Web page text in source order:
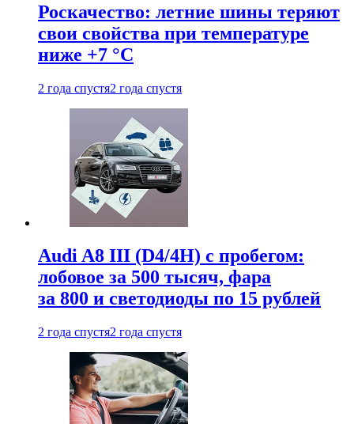
Роскачество: летние шины теряют
свои свойства при температуре
ниже +7 °C
2 года спустя2 года спустя
Audi A8 III (D4/4H) c пробегом:
лобовое за 500 тысяч, фара
за 800 и светодиоды по 15 рублей
2 года спустя2 года спустя